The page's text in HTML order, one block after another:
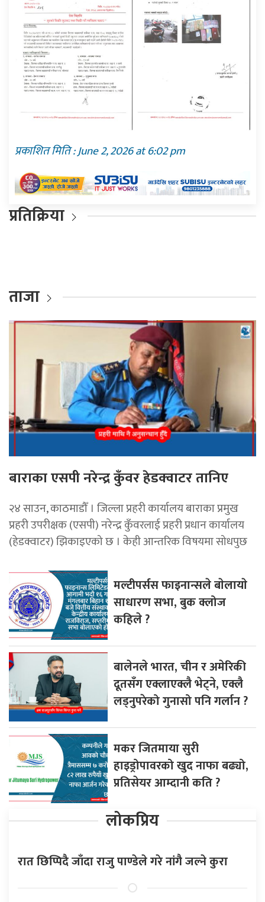
प्रकाशित मिति : June 2, 2026 at 6:02 pm
प्रतिक्रिया
ताजा
बाराका एसपी नरेन्द्र कुँवर हेडक्वाटर तानिए
२४ साउन, काठमाडौँ । जिल्ला प्रहरी कार्यालय बाराका प्रमुख
प्रहरी उपरीक्षक (एसपी) नरेन्द्र कुँवरलाई प्रहरी प्रधान कार्यालय
(हेडक्वाटर) झिकाइएको छ । केही आन्तरिक विषयमा सोधपुछ
मल्टीपर्सस फाइनान्सले बाेलायाे
साधारण सभा, बुक क्लोज
कहिले ?
बालेनले भारत, चीन र अमेरिकी
दूतसँग एक्लाएक्लै भेट्ने, एक्लै
लड्नुपरेको गुनासो पनि गर्लान ?
मकर जितमाया सुरी
हाइड्रोपावरको खुद नाफा बढ्यो,
प्रतिसेयर आम्दानी कति ?
लोकप्रिय
रात छिप्पिदै जाँदा राजु पाण्डेले गरे नांगै जल्ने कुरा